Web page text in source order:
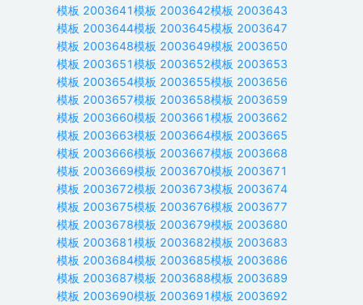
模板 2003641模板 2003642模板 2003643
模板 2003644模板 2003645模板 2003647
模板 2003648模板 2003649模板 2003650
模板 2003651模板 2003652模板 2003653
模板 2003654模板 2003655模板 2003656
模板 2003657模板 2003658模板 2003659
模板 2003660模板 2003661模板 2003662
模板 2003663模板 2003664模板 2003665
模板 2003666模板 2003667模板 2003668
模板 2003669模板 2003670模板 2003671
模板 2003672模板 2003673模板 2003674
模板 2003675模板 2003676模板 2003677
模板 2003678模板 2003679模板 2003680
模板 2003681模板 2003682模板 2003683
模板 2003684模板 2003685模板 2003686
模板 2003687模板 2003688模板 2003689
模板 2003690模板 2003691模板 2003692